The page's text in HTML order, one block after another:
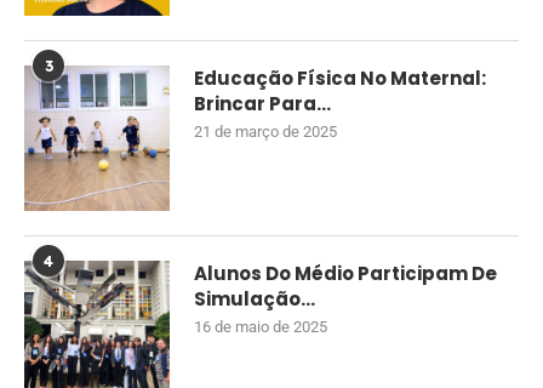
3
Educação Física No Maternal:
Brincar Para...
21 de março de 2025
4
Alunos Do Médio Participam De
Simulação...
16 de maio de 2025